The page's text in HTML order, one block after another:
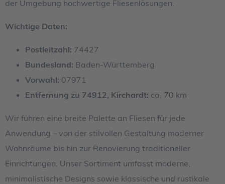
der Umgebung hochwertige Fliesenlösungen.
Wichtige Daten:
Postleitzahl: 74427
Bundesland: Baden-Württemberg
Vorwahl: 07971
Entfernung zu 74912, Kirchardt: ca. 70 km
Wir führen eine breite Palette an Fliesen für jede
Anwendung – von der stilvollen Gestaltung moderner
Wohnräume bis hin zur Renovierung traditioneller
Einrichtungen. Unser Sortiment umfasst moderne,
minimalistische Designs sowie klassische und rustikale